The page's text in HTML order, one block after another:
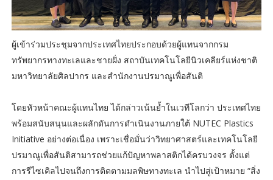
ผู้เข้าร่วมประชุมจากประเทศไทยประกอบด้วยผู้แทนจากกรม
ทรัพยากรทางทะเลและชายฝั่ง สถาบันเทคโนโลยีนิวเคลียร์แห่งชาติ
มหาวิทยาลัยศิลปากร และสำนักงานปรมาณูเพื่อสันติ
โดยหัวหน้าคณะผู้แทนไทย ได้กล่าวเน้นย้ำในเวทีโลกว่า ประเทศไทย
พร้อมสนับสนุนและผลักดันการดำเนินงานภายใต้ NUTEC Plastics
Initiative อย่างต่อเนื่อง เพราะเชื่อมั่นว่าวิทยาศาสตร์และเทคโนโลยี
ปรมาณูเพื่อสันติสามารถช่วยแก้ปัญหาพลาสติกได้ครบวงจร ตั้งแต่
การรีไซเคิลไปจนถึงการติดตามมลพิษทางทะเล นำไปสู่เป้าหมาย “สิ่ง